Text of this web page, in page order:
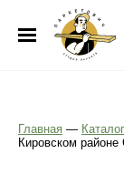
Главная —
Кировском